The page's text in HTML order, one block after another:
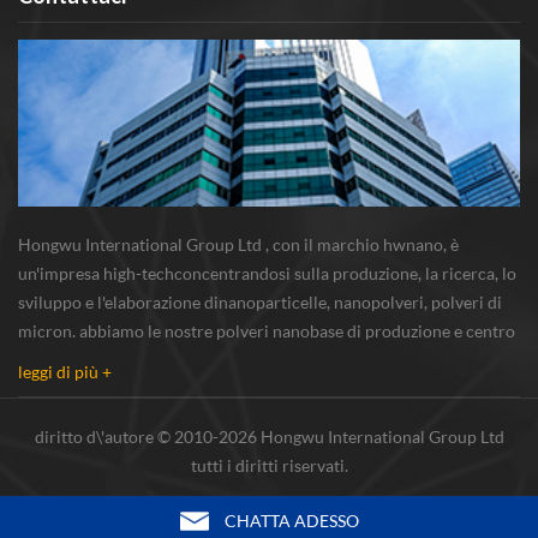
Hongwu International Group Ltd , con il marchio hwnano, è
un'impresa high-techconcentrandosi sulla produzione, la ricerca, lo
sviluppo e l'elaborazione dinanoparticelle, nanopolveri, polveri di
micron. abbiamo le nostre polveri nanobase di produzione e centro
leggi di più +
diritto d\'autore © 2010-2026 Hongwu International Group Ltd
tutti i diritti riservati.
CHATTA ADESSO